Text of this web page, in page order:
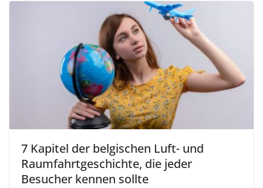
7 Kapitel der belgischen Luft- und
Raumfahrtgeschichte, die jeder
Besucher kennen sollte